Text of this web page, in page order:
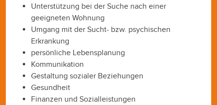
Unterstützung bei der Suche nach einer
geeigneten Wohnung
Umgang mit der Sucht- bzw. psychischen
Erkrankung
persönliche Lebensplanung
Kommunikation
Gestaltung sozialer Beziehungen
Gesundheit
Finanzen und Sozialleistungen